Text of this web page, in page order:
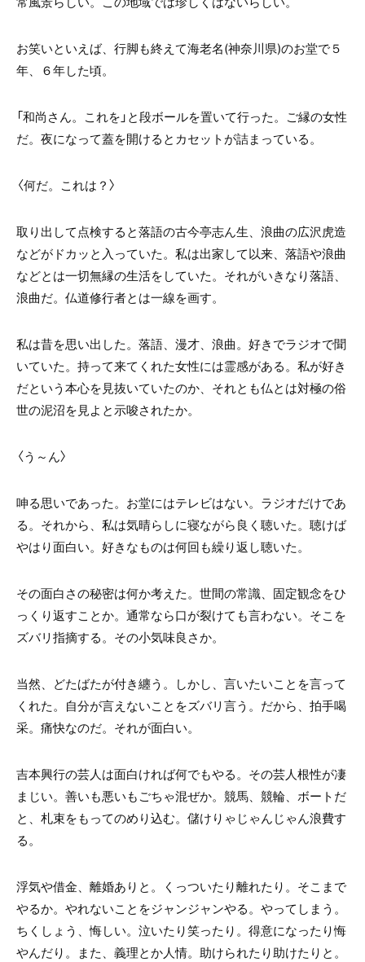
お笑いといえば、行脚も終えて海老名(神奈川県)のお堂で５
年、６年した頃。
「和尚さん。これを」と段ボールを置いて行った。ご縁の女性
だ。夜になって蓋を開けるとカセットが詰まっている。
〈何だ。これは？〉
取り出して点検すると落語の古今亭志ん生、浪曲の広沢虎造
などがドカッと入っていた。私は出家して以来、落語や浪曲
などとは一切無縁の生活をしていた。それがいきなり落語、
浪曲だ。仏道修行者とは一線を画す。
私は昔を思い出した。落語、漫才、浪曲。好きでラジオで聞
いていた。持って来てくれた女性には霊感がある。私が好き
だという本心を見抜いていたのか、それとも仏とは対極の俗
世の泥沼を見よと示唆されたか。
〈う～ん〉
呻る思いであった。お堂にはテレビはない。ラジオだけであ
る。それから、私は気晴らしに寝ながら良く聴いた。聴けば
やはり面白い。好きなものは何回も繰り返し聴いた。
その面白さの秘密は何か考えた。世間の常識、固定観念をひ
っくり返すことか。通常なら口が裂けても言わない。そこを
ズバリ指摘する。その小気味良さか。
当然、どたばたが付き纏う。しかし、言いたいことを言って
くれた。自分が言えないことをズバリ言う。だから、拍手喝
采。痛快なのだ。それが面白い。
吉本興行の芸人は面白ければ何でもやる。その芸人根性が凄
まじい。善いも悪いもごちゃ混ぜか。競馬、競輪、ボートだ
と、札束をもってのめり込む。儲けりゃじゃんじゃん浪費す
る。
浮気や借金、離婚ありと。くっついたり離れたり。そこまで
やるか。やれないことをジャンジャンやる。やってしまう。
ちくしょう、悔しい。泣いたり笑ったり。得意になったり悔
やんだり。また、義理とか人情。助けられたり助けたりと。